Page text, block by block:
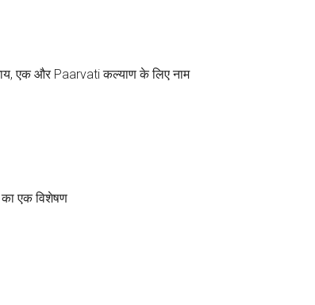
एक और Paarvati कल्याण के लिए नाम
का एक विशेषण